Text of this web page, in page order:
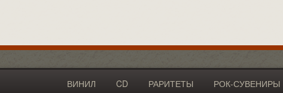
ВИНИЛ CD РАРИТЕТЫ РОК-СУВЕНИРЫ